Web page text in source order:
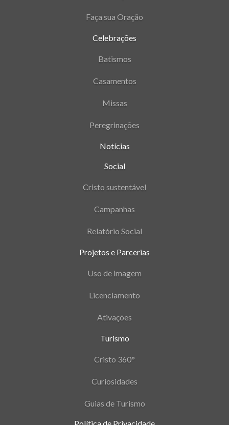
Faça sua Oração
Celebrações
Batismos
Casamentos
Missas
Peregrinações
Notícias
Social
Cristo sustentável
Campanhas
Relatório Social
Projetos e Parcerias
Uso de imagem
Licenciamento
Ativações
Turismo
Cristo 360°
Curiosidades
Guias de Turismo